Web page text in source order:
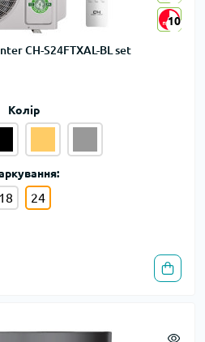
10
10
CH-S24FTXAL-BL set
Колір
18 24